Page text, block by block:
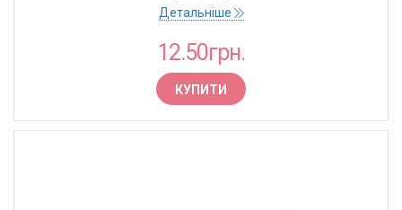
Детальніше
12.50грн.
КУПИТИ